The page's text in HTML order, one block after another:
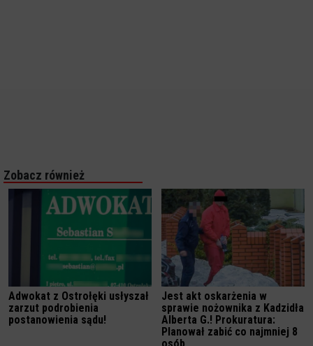
Zobacz również
Adwokat z Ostrołęki usłyszał
zarzut podrobienia
postanowienia sądu!
Jest akt oskarżenia w
sprawie nożownika z Kadzidła
Alberta G.! Prokuratura:
Planował zabić co najmniej 8
osób